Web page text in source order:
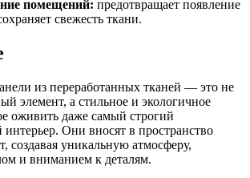
помещений: предотвращает появление
свежесть ткани.
из переработанных тканей — это не
элемент, а стильное и экологичное
оживить даже самый строгий
Они вносят в пространство
создавая уникальную атмосферу,
и вниманием к деталям.